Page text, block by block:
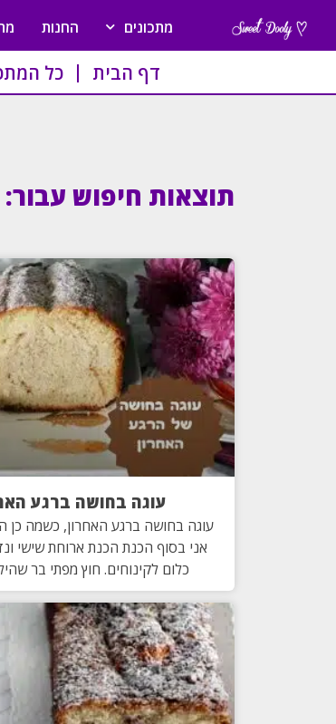
מתכונים החנות
דף הבית כל
תוצאות חיפוש
עוגה בחושה ברגע
עוגה בחושה ברגע האחרון, כשמה כן
אני בסוף הכנת הכנת ארוחת שישי
כלום לקינוחים. חוץ מפתי בר